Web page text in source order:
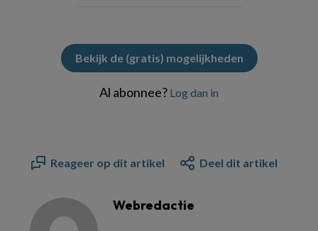
Bekijk de (gratis) mogelijkheden
Al abonnee? Log dan in
Reageer op dit artikel Deel dit artikel
Webredactie